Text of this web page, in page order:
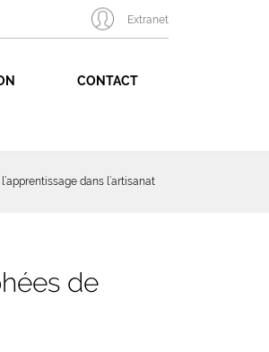
Extranet
CONTACT
dans l’artisanat
de